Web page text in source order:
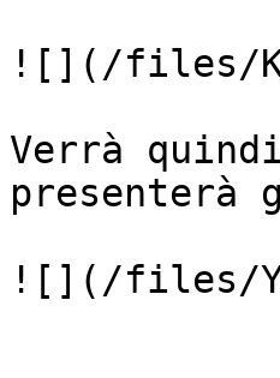
![](/files/
Verrà
![](/files/